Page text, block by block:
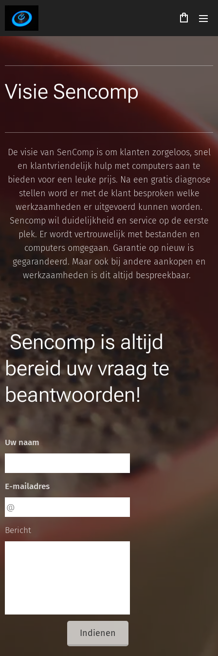
Visie Sencomp
De visie van SenComp is om klanten zorgeloos, snel
en klantvriendelijk hulp met computers aan te
bieden voor een leuke prijs. Na een gratis diagnose
stellen word er met de klant besproken welke
werkzaamheden er uitgevoerd kunnen worden.
Sencomp wil duidelijkheid en service op de eerste
plek. Er wordt vertrouwelijk met bestanden en
computers omgegaan. Garantie op nieuw is
gegarandeerd. Maar ook bij andere aankopen en
werkzaamheden is dit altijd bespreekbaar.
Sencomp is altijd
bereid uw vraag te
beantwoorden!
Uw naam
E-mailadres
Bericht
Indienen